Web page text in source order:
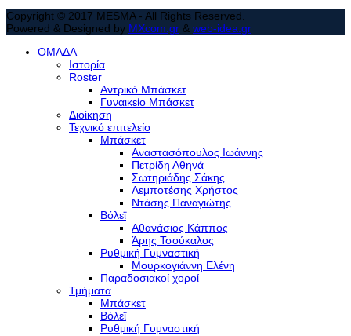
Copyright © 2017 MESMA - All Rights Reserved.
Powered & Designed by MXcom.gr & web-idea.gr
ΟΜΑΔΑ
Ιστορία
Roster
Αντρικό Μπάσκετ
Γυναικείο Μπάσκετ
Διοίκηση
Τεχνικό επιτελείο
Μπάσκετ
Αναστασόπουλος Ιωάννης
Πετρίδη Αθηνά
Σωτηριάδης Σάκης
Λεμποτέσης Χρήστος
Ντάσης Παναγιώτης
Βόλεϊ
Αθανάσιος Κάππος
Άρης Τσούκαλος
Ρυθμική Γυμναστική
Μουρκογιάννη Ελένη
Παραδοσιακοί χοροί
Τμήματα
Μπάσκετ
Βόλεϊ
Ρυθμική Γυμναστική